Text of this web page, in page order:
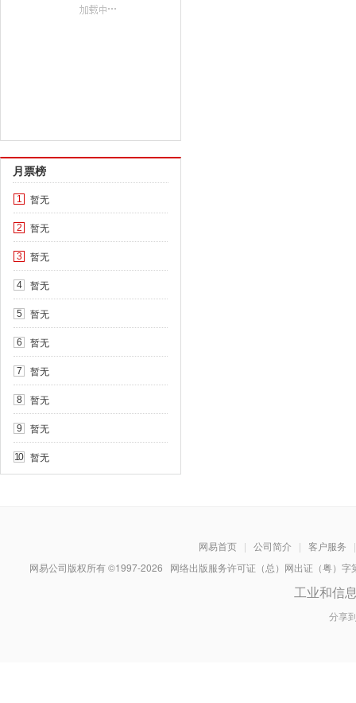
月票榜
1 暂无
2 暂无
3 暂无
4 暂无
5 暂无
6 暂无
7 暂无
8 暂无
9 暂无
10 暂无
网易首页 | 公司简介 | 客户服务
|
网易公司版权所有 ©1997-2026 网络出版服务许可证（总）网出证（粤）
工业和信
分享